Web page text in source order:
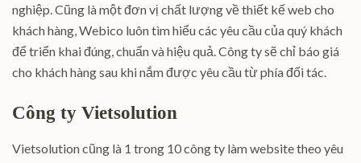
nghiệp. Cũng là một đơn vị chất lượng về thiết kế web cho
khách hàng, Webico luôn tìm hiểu các yêu cầu của quý khách
để triển khai đúng, chuẩn và hiệu quả. Công ty sẽ chỉ báo giá
cho khách hàng sau khi nắm được yêu cầu từ phía đối tác.
Công ty Vietsolution
Vietsolution cũng là 1 trong 10 công ty làm website theo yêu